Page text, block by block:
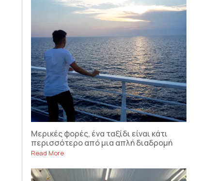
Μερικές φορές, ένα ταξίδι είναι κάτι
περισσότερο από μια απλή διαδρομή
Read More